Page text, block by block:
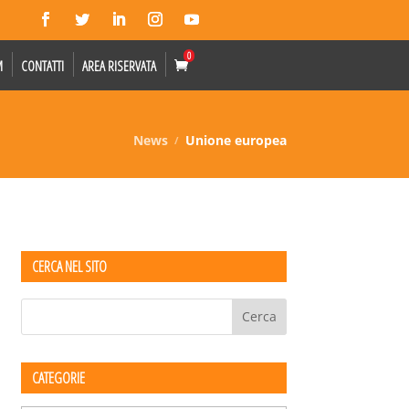
CONTATTI AREA RISERVATA
0
News Unione europea
CERCA NEL SITO
CATEGORIE